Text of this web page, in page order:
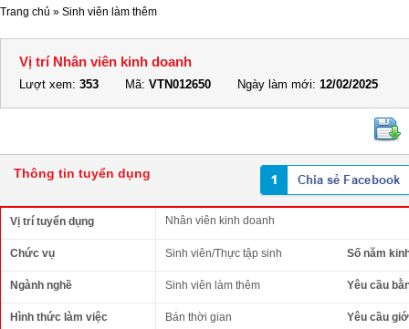
Trang chủ » Sinh viên làm thêm
Vị trí Nhân viên kinh doanh
Lượt xem: 353 Mã: VTN012650 Ngày làm mới: 12/02/2025
Thông tin tuyển dụng
Vị trí tuyển dụng Nhân viên kinh doanh
Chức vụ Sinh viên/Thực tập sinh Số năm
Ngành nghề Sinh viên làm thêm Yêu cầu
Hình thức làm việc Bán thời gian Yêu cầu